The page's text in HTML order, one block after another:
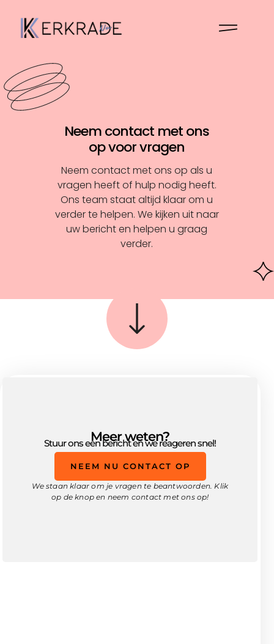
Neem contact met ons
op voor vragen
Neem contact met ons op als u
vragen heeft of hulp nodig heeft.
Ons team staat altijd klaar om u
verder te helpen. We kijken uit naar
uw bericht en helpen u graag
verder.
Meer weten?
Stuur ons een bericht en we reageren snel!
NEEM NU CONTACT OP
We staan klaar om je vragen te beantwoorden. Klik
op de knop en neem contact met ons op!